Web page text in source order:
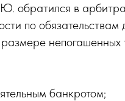
в
по обязательствам
непогашенных
банкротом;